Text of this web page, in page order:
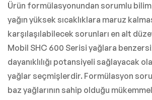
Ürün formülasyonundan sorumlu bilim
yağın yüksek sıcaklıklara maruz
karşılaşılabilecek sorunları en alt
Mobil SHC 600 Serisi yağlara
dayanıklılığı potansiyeli sağlayacak
yağlar seçmişlerdir. Formülasyon
baz yağlarının sahip olduğu